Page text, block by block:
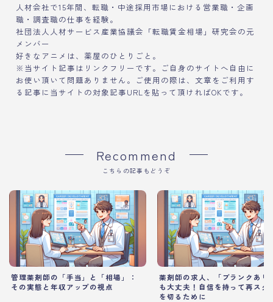
人材会社で15年間、転職・中途採用市場における営業職・企画
職・調査職の仕事を経験。
社団法人人材サービス産業協議会「転職賃金相場」研究会の元
メンバー
好きなアニメは、薬屋のひとりごと。
※当サイト記事はリンクフリーです。ご自身のサイトへ自由に
お使い頂いて問題ありません。ご使用の際は、文章をご利用す
る記事に当サイトの対象記事URLを貼って頂ければOKです。
Recommend
こちらの記事もどうぞ
管理薬剤師の「手当」と「相場」：
その実態と年収アップの視点
薬剤師の求人、「ブランクあり
も大丈夫！自信を持って再スタ
を切るために